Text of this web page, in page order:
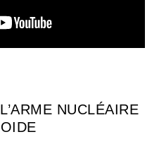
NUCLÉAIRE